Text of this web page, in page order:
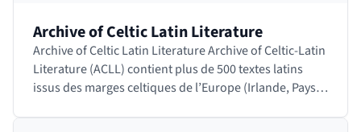
Archive of Celtic Latin Literature
Archive of Celtic Latin Literature Archive of Celtic-Latin
Literature (ACLL) contient plus de 500 textes latins
issus des marges celtiques de l’Europe (Irlande, Pays